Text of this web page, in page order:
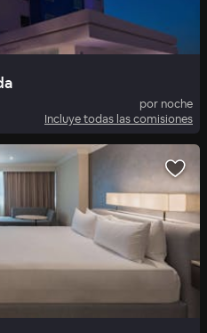
por noche
Incluye todas las comisiones